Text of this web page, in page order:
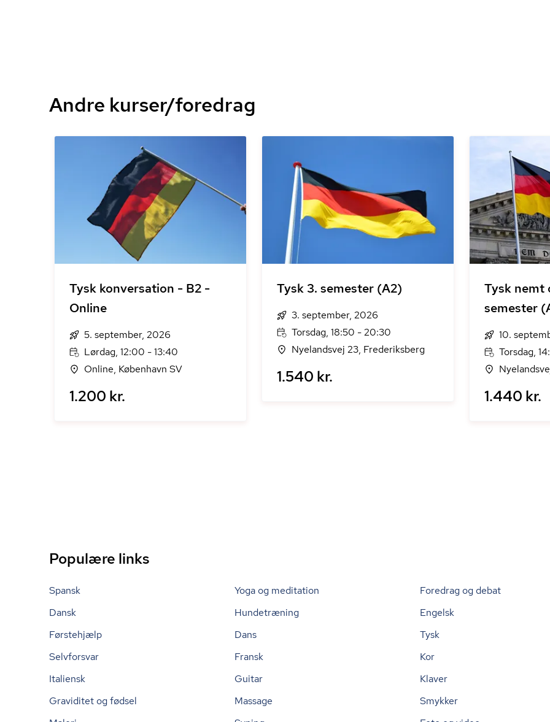
Andre kurser/foredrag
Tysk konversation - B2 -
Online
5. september, 2026
Lørdag, 12:00 - 13:40
Online, København SV
1.200 kr.
Tysk 3. semester (A2)
3. september, 2026
Torsdag, 18:50 - 20:30
Nyelandsvej 23, Frederiksberg
1.540 kr.
Tysk nemt
semester
10.
Torsdag,
1.440 kr.
Populære links
Spansk Yoga og meditation Foredrag og debat
Dansk
Hundetræning Engelsk
Førstehjælp
Dans Tysk
Selvforsvar
Fransk Kor
Italiensk
Guitar Klaver
Graviditet og fødsel
Massage Smykker